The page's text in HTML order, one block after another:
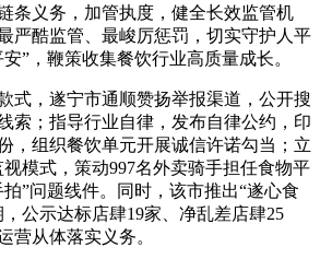
条义务，加管执度，健全长效监管机
严酷监管、最峻厉惩罚，切实守护人平
”，鞭策收集餐饮行业高质量成长。
，遂宁市通顺赞扬举报渠道，公开搜
索；指导行业自律，发布自律公约，印
，组织餐饮单元开展诚信许诺勾当；立
模式，策动997名外卖骑手担任食物平
”问题线件。同时，该市推出“遂心食
公示达标店肆19家、净乱差店肆25
营从体落实义务。